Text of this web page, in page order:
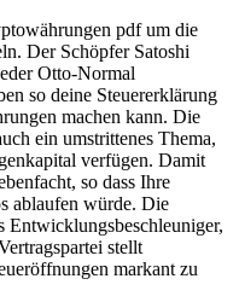
pdf um die
Der Schöpfer Satoshi
Otto-Normal
so deine Steuererklärung
machen kann. Die
ein umstrittenes Thema,
verfügen. Damit
so dass Ihre
ablaufen würde. Die
Entwicklungsbeschleuniger,
stellt
markant zu